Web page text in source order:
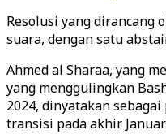
Resolusi yang dirancang
suara, dengan satu
Ahmed al Sharaa, yang
yang menggulingkan
2024, dinyatakan
transisi pada akhir